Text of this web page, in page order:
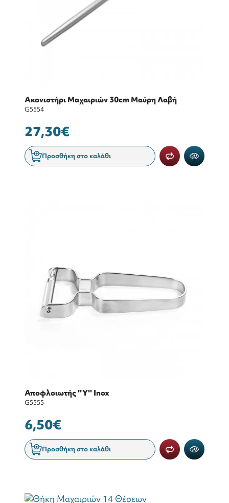
Ακονιστήρι Μαχαιριών 30cm Μαύρη Λαβή
G5554
27,30€
Προσθήκη στο καλάθι
Αποφλοιωτής ''Υ'' Ιnox
G5555
6,50€
Προσθήκη στο καλάθι